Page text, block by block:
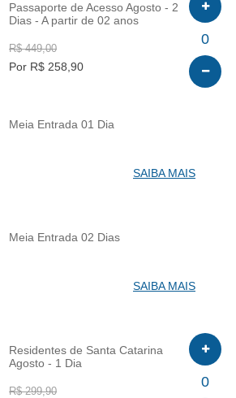
Passaporte de Acesso Agosto - 2
Dias - A partir de 02 anos
R$ 449,00
Por R$ 258,90
0
Meia Entrada 01 Dia
SAIBA MAIS
Meia Entrada 02 Dias
SAIBA MAIS
Residentes de Santa Catarina
Agosto - 1 Dia
R$ 299,90
0